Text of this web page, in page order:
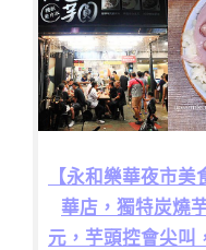
【永和樂華夜市
華店，獨特炭燒
元，芋頭控會尖叫